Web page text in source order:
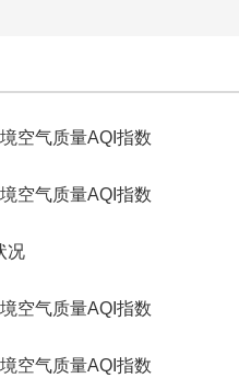
空气质量AQI指数
空气质量AQI指数
况
空气质量AQI指数
空气质量AQI指数